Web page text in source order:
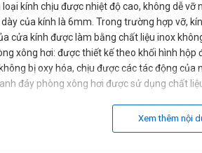
loại kính chịu được nhiệt độ cao, không dễ
của kính là 6mm. Trong trường hợp vỡ,
cửa kính được làm bằng chất liệu inox
xông hơi: được thiết kế theo khối hình
bị oxy hóa, chịu được các tác động
đáy phòng xông hơi được sử dụng chất
Xem thêm nội